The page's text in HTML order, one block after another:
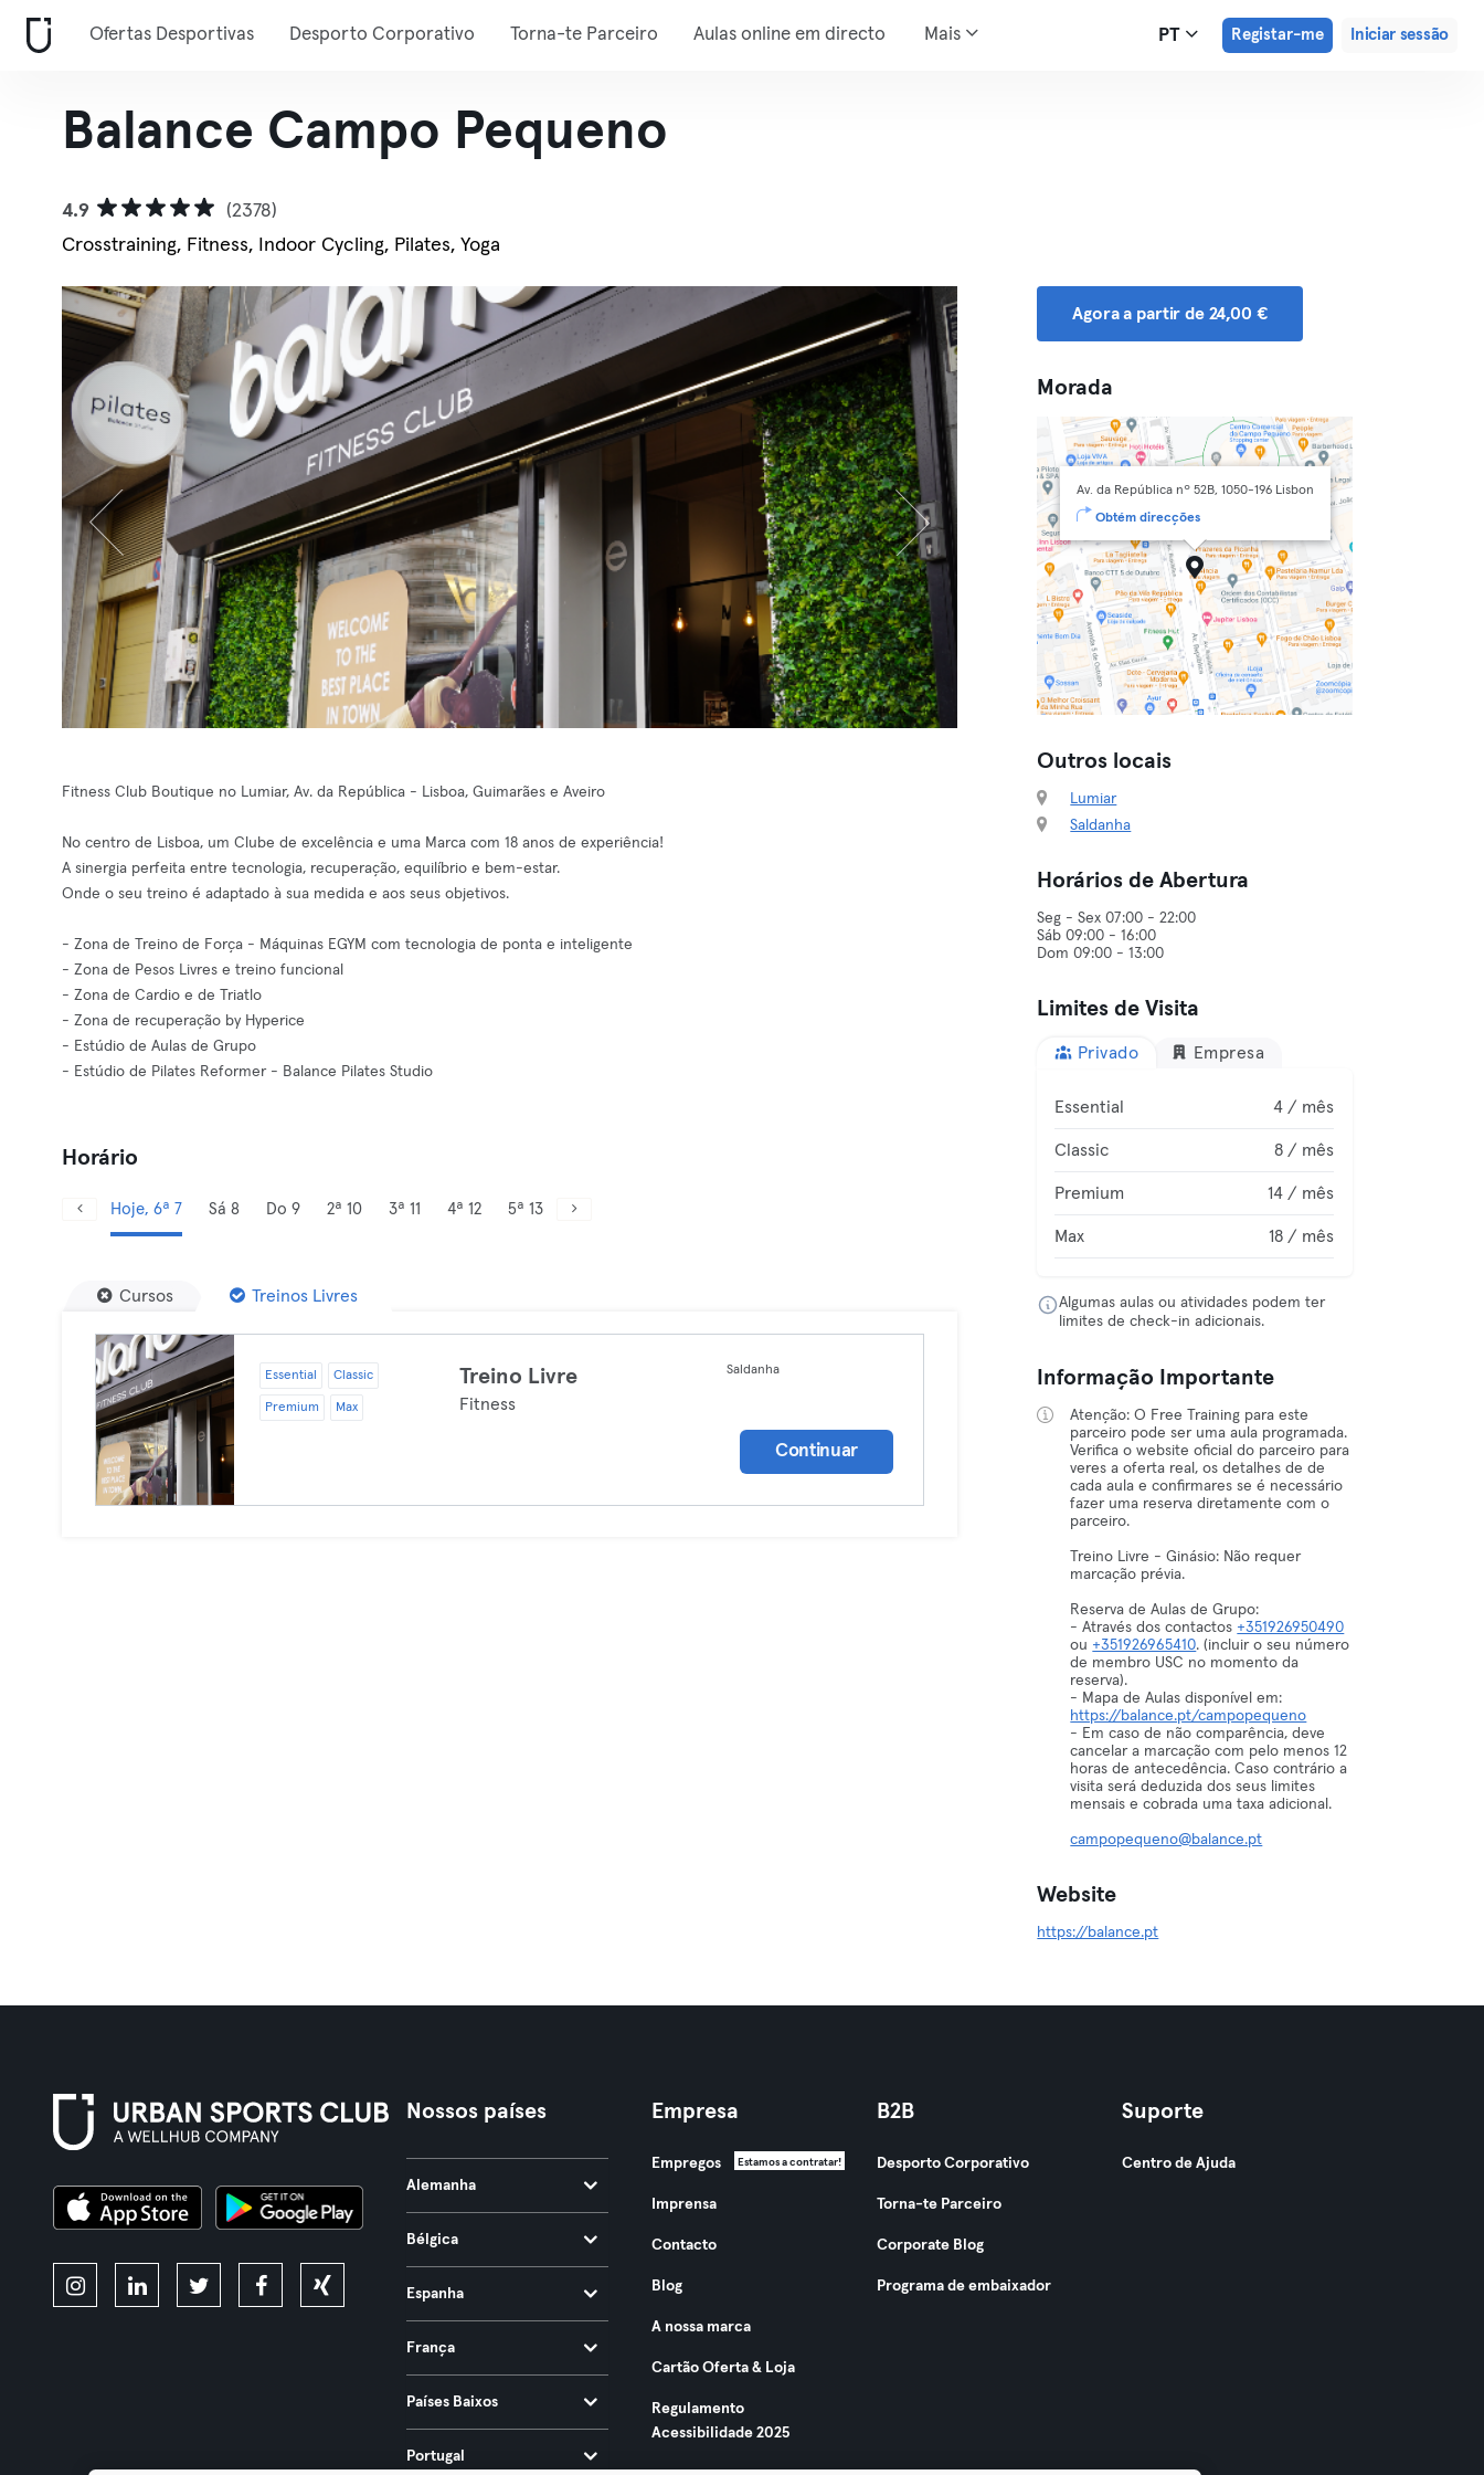
Ofertas Desportivas Desporto Corporativo Torna-te Parceiro Aulas online em directo Mais PT Registar-me Iniciar sessão
Balance Campo Pequeno
4.9
(2378)
Crosstraining, Fitness, Indoor Cycling, Pilates, Yoga
Fitness Club Boutique no Lumiar, Av. da República - Lisboa, Guimarães e Aveiro
No centro de Lisboa, um Clube de excelência e uma Marca com 18 anos de experiência!
A sinergia perfeita entre tecnologia, recuperação, equilíbrio e bem-estar.
Onde o seu treino é adaptado à sua medida e aos seus objetivos.
- Zona de Treino de Força - Máquinas EGYM com tecnologia de ponta e inteligente
- Zona de Pesos Livres e treino funcional
- Zona de Cardio e de Triatlo
- Zona de recuperação by Hyperice
- Estúdio de Aulas de Grupo
- Estúdio de Pilates Reformer - Balance Pilates Studio
Horário
Hoje, 6ª 7 Sá 8 Do 9 2ª 10 3ª 11 4ª 12 5ª 13
Cursos Treinos Livres
Essential Classic
Premium Max
Treino Livre
Fitness
Saldanha
Continuar
Agora a partir de 24,00 €
Morada
Av. da República nº 52B, 1050-196 Lisbon
Obtém direcções
Outros locais
Lumiar
Saldanha
Horários de Abertura
Seg - Sex 07:00 - 22:00
Sáb 09:00 - 16:00
Dom 09:00 - 13:00
Limites de Visita
Privado Empresa
Essential 4 / mês
Classic 8 / mês
Premium 14 / mês
Max 18 / mês
Algumas aulas ou atividades podem ter
limites de check-in adicionais.
Informação Importante
Atenção: O Free Training para este
parceiro pode ser uma aula programada.
Verifica o website oficial do parceiro para
veres a oferta real, os detalhes de de
cada aula e confirmares se é necessário
fazer uma reserva diretamente com o
parceiro.
Treino Livre - Ginásio: Não requer
marcação prévia.
Reserva de Aulas de Grupo:
- Através dos contactos +351926950490
ou +351926965410. (incluir o seu número
de membro USC no momento da
reserva).
- Mapa de Aulas disponível em:
https://balance.pt/campopequeno
- Em caso de não comparência, deve
cancelar a marcação com pelo menos 12
horas de antecedência. Caso contrário a
visita será deduzida dos seus limites
mensais e cobrada uma taxa adicional.
campopequeno@balance.pt
Website
https://balance.pt
Nossos países
Alemanha
Bélgica
Espanha
França
Países Baixos
Portugal
Empresa
Empregos Estamos a contratar!
Imprensa
Contacto
Blog
A nossa marca
Cartão Oferta & Loja
Regulamento
Acessibilidade 2025
B2B
Desporto Corporativo
Torna-te Parceiro
Corporate Blog
Programa de embaixador
Suporte
Centro de Ajuda